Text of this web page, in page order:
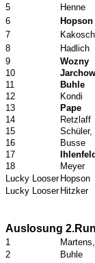
5
Henne
6
Hopson
7
8
Hadlich
9
Wozny
10
Jarchow
11
Buhle
12
Kondi
13
Pape
14
Retzlaff
15
Schüler,
16
Busse
17
18
Meyer
Lucky Looser Hopson
Lucky Looser Hitzker
Auslosung
1
2
Buhle